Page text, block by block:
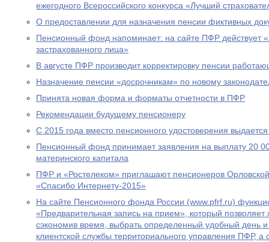
ежегодного Всероссийского конкурса «Лучший
О предоставлении для назначения пенсии фиктивных
Пенсионный фонд напоминает: на сайте ПФР действует
застрахованного лица»
В августе ПФР производит корректировку пенсии
Назначение пенсии «досрочникам» по новому
Принята новая форма и форматы отчетности в ПФР
Рекомендации будущему пенсионеру
С 2015 года вместо пенсионного удостоверения выдается
Пенсионный фонд принимает заявления на выплату 20
материнского капитала
ПФР и «Ростелеком» приглашают пенсионеров Орловской
«Спасибо Интернету-2015»
На сайте Пенсионного фонда России (www.pfrf.ru)
«Предварительная запись на прием», который
сэкономив время, выбрать определенный удобный день
клиентской службы территориального управления ПФР,